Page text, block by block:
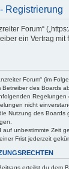
Registrierung
Forum“
ein Vertrag
Forum“ (im
des Boards
Regelungen
nicht
Nutzung des Boards
auf unbestimmte Zeit
Frist jederzeit
erteilst du dem